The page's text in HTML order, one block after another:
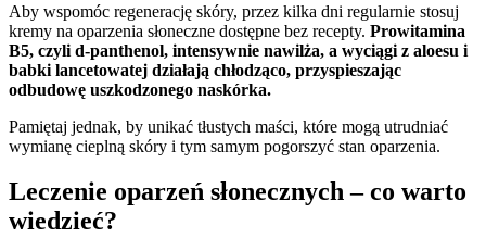
Aby wspomóc regenerację skóry, przez kilka dni regularnie stosuj
kremy na oparzenia słoneczne dostępne bez recepty. Prowitamina
B5, czyli d-panthenol, intensywnie nawilża, a wyciągi z aloesu i
babki lancetowatej działają chłodząco, przyspieszając
odbudowę uszkodzonego naskórka.
Pamiętaj jednak, by unikać tłustych maści, które mogą utrudniać
wymianę cieplną skóry i tym samym pogorszyć stan oparzenia.
Leczenie oparzeń słonecznych – co warto
wiedzieć?